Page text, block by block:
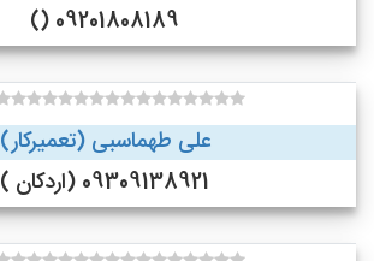
09201808189 ()
علی طهماسبی (تعمیرکار)
09309138921 (اردکان )